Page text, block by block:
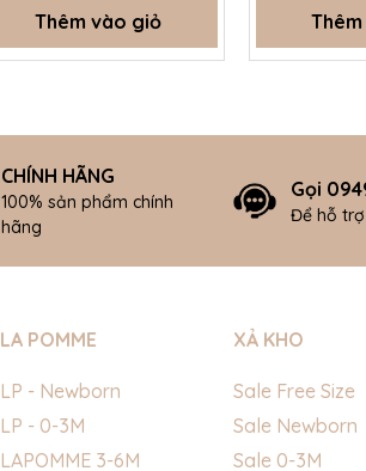
Thêm vào giỏ
CHÍNH HÃNG
100% sản phẩm chính
hãng
Gọi
Để hỗ
LA POMME
LP - Newborn
LP - 0-3M
LAPOMME 3-6M
XẢ KHO
Sale Free Size
Sale Newborn
Sale 0-3M